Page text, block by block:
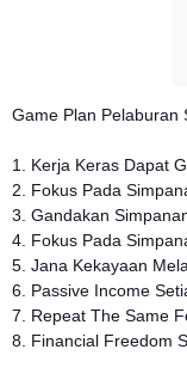
Game Plan Pelaburan
1. Kerja Keras Dapat
2. Fokus Pada
3. Gandakan
4. Fokus Pada
5. Jana Kekayaan
6. Passive Income
7. Repeat The Same
8. Financial Freedom